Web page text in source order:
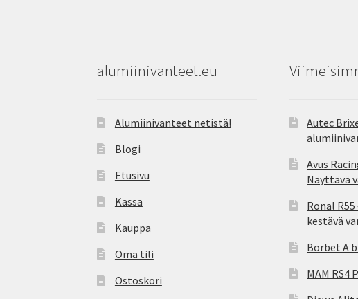
alumiinivanteet.eu
Alumiinivanteet netistä!
Blogi
Etusivu
Kassa
Kauppa
Oma tili
Ostoskori
Autec
Avus
Näyttävä
Ronal
kestävä
Borbet A
MAM RS4